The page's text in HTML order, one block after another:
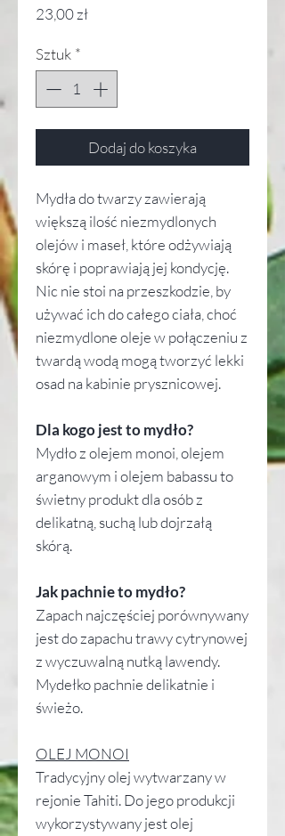
23,00 złCena
Sztuk *
Dodaj do koszyka
Mydła do twarzy zawierają
większą ilość niezmydlonych
olejów i maseł, które odżywiają
skórę i poprawiają jej kondycję.
Nic nie stoi na przeszkodzie, by
używać ich do całego ciała, choć
niezmydlone oleje w połączeniu z
twardą wodą mogą tworzyć lekki
osad na kabinie prysznicowej.
Dla kogo jest to mydło?
Mydło z olejem monoi, olejem
arganowym i olejem babassu to
świetny produkt dla osób z
delikatną, suchą lub dojrzałą
skórą.
Jak pachnie to mydło?
Zapach najczęściej porównywany
jest do zapachu trawy cytrynowej
z wyczuwalną nutką lawendy.
Mydełko pachnie delikatnie i
świeżo.
OLEJ MONOI
Tradycyjny olej wytwarzany w
rejonie Tahiti. Do jego produkcji
wykorzystywany jest olej